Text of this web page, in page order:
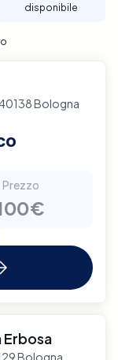
disponibile
Bologna
Prezzo
Erbosa
Bologna